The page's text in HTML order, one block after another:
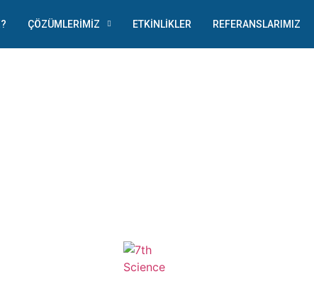
ÇÖZÜMLERIMIZ ETKINLIKLER REFERANSLARIMIZ